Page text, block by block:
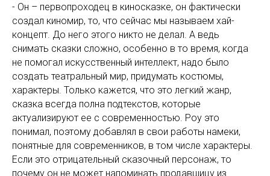
- Он – первопроходец в киносказке, он фактически
создал киномир, то, что сейчас мы называем хай-
концепт. До него этого никто не делал. А ведь
снимать сказки сложно, особенно в то время, когда
не помогал искусственный интеллект, надо было
создать театральный мир, придумать костюмы,
характеры. Только кажется, что это легкий жанр,
сказка всегда полна подтекстов, которые
актуализируют ее с современностью. Роу это
понимал, поэтому добавлял в свои работы намеки,
понятные для современников, в том числе характеры.
Если это отрицательный сказочный персонаж, то
почему он не может напоминать продавщицу из